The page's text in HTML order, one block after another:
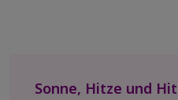
Sonne, Hitze und